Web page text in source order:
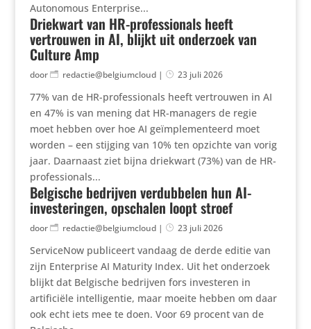
Autonomous Enterprise...
Driekwart van HR-professionals heeft
vertrouwen in AI, blijkt uit onderzoek van
Culture Amp
door redactie@belgiumcloud| 23 juli 2026
77% van de HR-professionals heeft vertrouwen in AI
en 47% is van mening dat HR-managers de regie
moet hebben over hoe AI geïmplementeerd moet
worden – een stijging van 10% ten opzichte van vorig
jaar. Daarnaast ziet bijna driekwart (73%) van de HR-
professionals...
Belgische bedrijven verdubbelen hun AI-
investeringen, opschalen loopt stroef
door redactie@belgiumcloud| 23 juli 2026
ServiceNow publiceert vandaag de derde editie van
zijn Enterprise AI Maturity Index. Uit het onderzoek
blijkt dat Belgische bedrijven fors investeren in
artificiële intelligentie, maar moeite hebben om daar
ook echt iets mee te doen. Voor 69 procent van de